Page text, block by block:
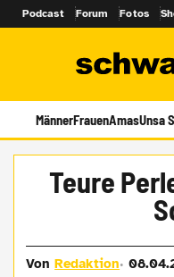
Podcast Forum Fotos
MännerFrauenAmasUnsa
Teure
VonRedaktion